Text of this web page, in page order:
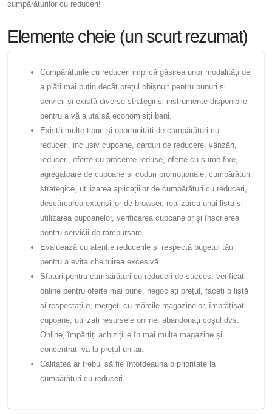
cumpărăturilor cu reduceri!
Elemente cheie (un scurt rezumat)
Cumpărăturile cu reduceri implică găsirea unor modalități de
a plăti mai puțin decât prețul obișnuit pentru bunuri și
servicii și există diverse strategii și instrumente disponibile
pentru a vă ajuta să economisiți bani.
Există multe tipuri și oportunități de cumpărături cu
reduceri, inclusiv cupoane, carduri de reducere, vânzări,
reduceri, oferte cu procente reduse, oferte cu sume fixe,
agregatoare de cupoane și coduri promoționale, cumpărături
strategice, utilizarea aplicațiilor de cumpărături cu reduceri,
descărcarea extensiilor de browser, realizarea unui lista și
utilizarea cupoanelor, verificarea cupoanelor și înscrierea
pentru servicii de rambursare.
Evaluează cu atenție reducerile și respectă bugetul tău
pentru a evita cheltuirea excesivă.
Sfaturi pentru cumpărături cu reduceri de succes: verificați
online pentru oferte mai bune, negociați prețul, faceți o listă
și respectați-o, mergeți cu mărcile magazinelor, îmbrățișați
cupoane, utilizați resursele online, abandonați coșul dvs.
Online, împărțiți achizițiile în mai multe magazine și
concentrați-vă la prețul unitar.
Calitatea ar trebui să fie întotdeauna o prioritate la
cumpărături cu reduceri.